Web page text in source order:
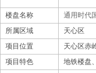
楼盘名称
所属区域
项目位置
项目特色
通用时代
天心区
天心区赤
地铁楼盘